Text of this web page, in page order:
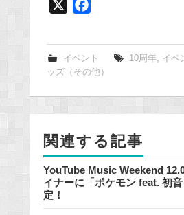
e
b
o
o
イベント 10周年, イベ
ッズ（その他）
関連する記事
YouTube Music Weekend
イナーに「ポケモン feat. 初
定！